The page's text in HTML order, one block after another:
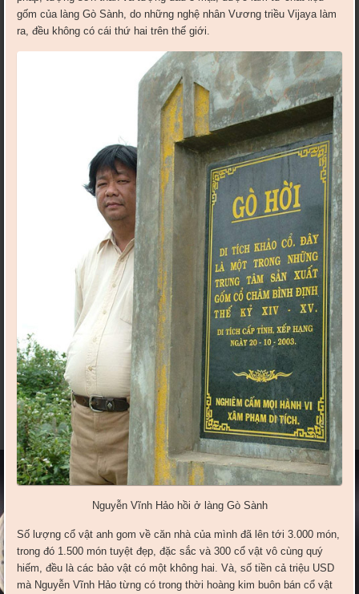
gốm của làng Gò Sành, do những nghệ nhân Vương triều Vijaya làm
ra, đều không có cái thứ hai trên thế giới.
Nguyễn Vĩnh Hảo hồi ở làng Gò Sành
Số lượng cổ vật anh gom về căn nhà của mình đã lên tới 3.000 món,
trong đó 1.500 món tuyệt đẹp, đặc sắc và 300 cổ vật vô cùng quý
hiếm, đều là các bảo vật có một không hai. Và, số tiền cả triệu USD
mà Nguyễn Vĩnh Hảo từng có trong thời hoàng kim buôn bán cổ vật